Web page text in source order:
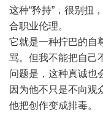
这种“矜持”，很别扭
合职业伦理。
它就是一种拧巴的自
骂。但我不能把自己
问题是，这种真诚也
因为他不只是不向观
他把创作变成排毒。